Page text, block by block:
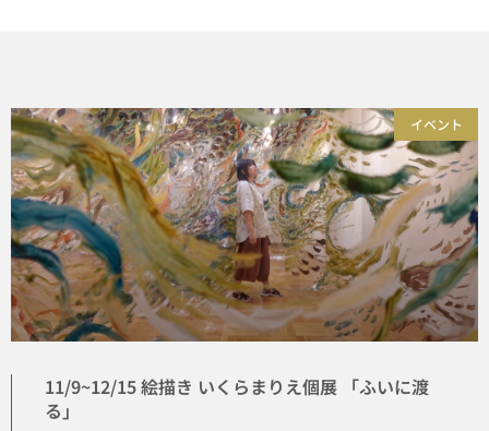
イベント
11/9~12/15 絵描き いくらまりえ個展 「ふいに渡
る」